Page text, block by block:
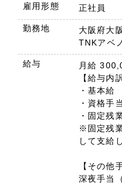
雇用形態 正社員
勤務地
大阪府大
TNKアベ
給与
月給
【給与内
・基本
・資格
・固定
※固定残
して支給
【その他
深夜手当